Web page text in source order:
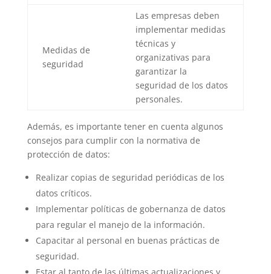
Medidas de
seguridad
Las empresas deben
implementar medidas
técnicas y
organizativas para
garantizar la
seguridad de los datos
personales.
Además, es importante tener en cuenta algunos
consejos para cumplir con la normativa de
protección de datos:
Realizar copias de seguridad periódicas de los
datos críticos.
Implementar políticas de gobernanza de datos
para regular el manejo de la información.
Capacitar al personal en buenas prácticas de
seguridad.